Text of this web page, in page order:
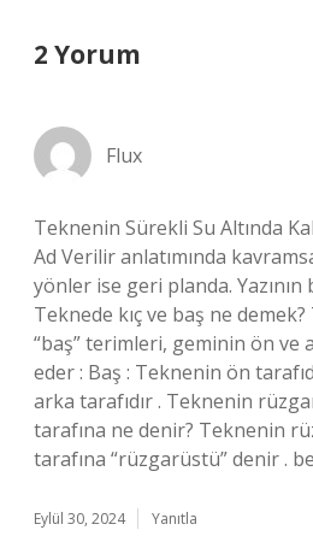
2 Yorum
Flux
Teknenin Sürekli Su Altında
Ad Verilir anlatımında
yönler ise geri planda.
Teknede kıç ve baş ne demek?
“baş” terimleri, geminin ön ve
eder : Baş : Teknenin ön
arka tarafıdır . Teknenin
tarafına ne denir? Teknenin
tarafına “rüzgarüstü” denir .
Eylül 30, 2024 Yanıtla